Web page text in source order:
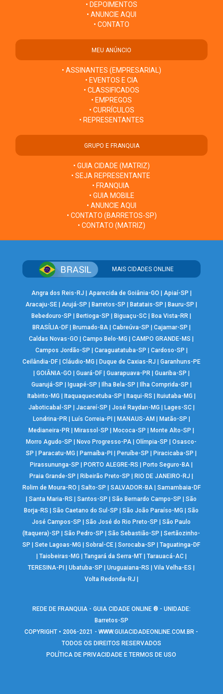
• DEPOIMENTOS
• ANUNCIE AQUI
• CONTATO
MEU ANÚNCIO
• ASSINANTES (EMPRESARIAL)
• EVENTOS E CIA
• CLASSIFICADOS
• EMPREGOS
• CURRÍCULOS
• REPRESENTANTES
GRUPO E FRANQUIA
• GUIA CIDADE (MATRIZ)
• SEJA REPRESENTANTE
• FRANQUIA
• GUIA MOBILE
• ANUNCIE AQUI
• CONTATO (BARRETOS-SP)
• CONTATO (MATRIZ)
MAIS CIDADES ONLINE
Angra dos Reis-RJ Aparecida de Goiânia-GO Apiaí-SP
Aracaju-SE |Arujá-SP Barretos-SP Batatais-SP Bauru-SP
Bebedouro-SP
Bertioga-SP Biguaçu-SC Boa Vista-RR
BRASÍLIA-DF| Brumado-BA| Cabreúva-SP Cajamar-SP
Caldas Novas-GO
|Campo Belo-MG |CAMPO GRANDE-MS
Campos Jordão-SP
Caraguatatuba-SP Cardoso-SP
Ceilândia-DF| Cláudio-MG Duque de Caxias-RJ
Garanhuns-PE
GOIÂNIA-GO Guará-DF| Guarapuava-PR| Guariba-SP
Guarujá-SP
Iguapé-SP Ilha Bela-SP Ilha Comprida-SP
Itabirito-MG
Itaquaquecetuba-SP Itaqui-RS Ituiutaba-MG
Jaboticabal-SP
Jacareí-SP José Raydan-MG Lages-SC|
Londrina-PR| Luís Correia-PI MANAUS-AM Matão-SP
Medianeira-PR
Mirassol-SP Mococa-SP Monte Alto-SP
Morro Agudo-SP
Novo Progresso-PA |Olímpia-SP |Osasco-
SP
Paracatu-MG Parnaíba-PI Peruíbe-SP Piracicaba-SP
Pirassununga-SP
PORTO ALEGRE-RS Porto Seguro-BA
Praia Grande-SP
Ribeirão Preto-SP RIO DE JANEIRO-RJ
Rolim de Moura-RO
Salto-SP SALVADOR-BA| Samambaia-DF
|Santa Maria-RS |Santos-SP |São Bernardo Campo-SP |São
Borja-RS
|São Caetano do Sul-SP |São João Paraíso-MG |São
José Campos-SP
|São José do Rio Preto-SP |São Paulo
(Itaquera)-SP
|São Pedro-SP |São Sebastião-SP |Sertãozinho-
SP
|Sete Lagoas-MG |Sobral-CE |Sorocaba-SP |Taguatinga-DF
Taiobeiras-MG Tangará da Serra-MT| Tarauacá-AC|
TERESINA-PI
|Ubatuba-SP |Uruguaiana-RS |Vila Velha-ES
Volta Redonda-RJ
REDE DE FRANQUIA - GUIA CIDADE ONLINE ® - UNIDADE:
Barretos-SP
COPYRIGHT • 2006-2021 -WWW.GUIACIDADEONLINE.COM.BR -
TODOS OS DIREITOS RESERVADOS
POLÍTICA DE PRIVACIDADE E TERMOS DE USO